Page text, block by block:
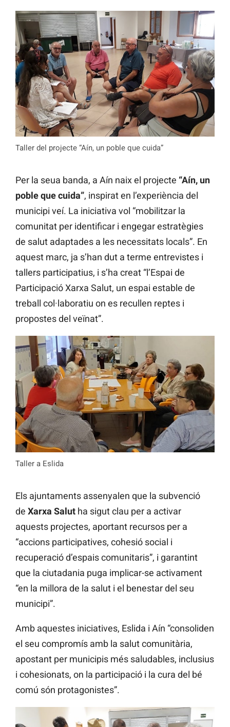
Taller del projecte “Aín, un poble que cuida”
Per la seua banda, a Aín naix el projecte “Aín, un
poble que cuida”, inspirat en l’experiència del
municipi veí. La iniciativa vol “mobilitzar la
comunitat per identificar i engegar estratègies
de salut adaptades a les necessitats locals”. En
aquest marc, ja s’han dut a terme entrevistes i
tallers participatius, i s’ha creat “l’Espai de
Participació Xarxa Salut, un espai estable de
treball col·laboratiu on es recullen reptes i
propostes del veïnat”.
Taller a Eslida
Els ajuntaments assenyalen que la subvenció
de Xarxa Salut ha sigut clau per a activar
aquests projectes, aportant recursos per a
“accions participatives, cohesió social i
recuperació d’espais comunitaris”, i garantint
que la ciutadania puga implicar-se activament
“en la millora de la salut i el benestar del seu
municipi”.
Amb aquestes iniciatives, Eslida i Aín “consoliden
el seu compromís amb la salut comunitària,
apostant per municipis més saludables, inclusius
i cohesionats, on la participació i la cura del bé
comú són protagonistes”.